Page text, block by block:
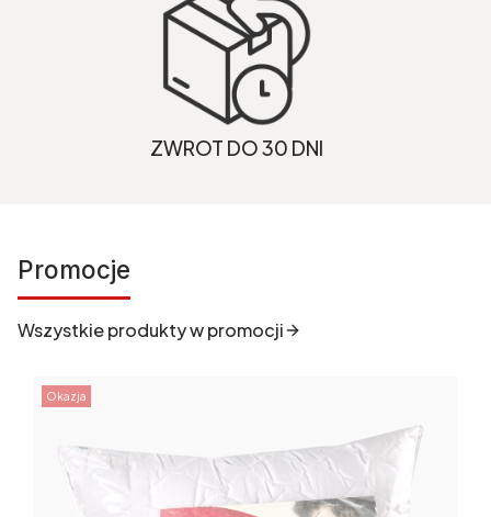
ZWROT DO 30 DNI
Promocje
Wszystkie produkty w promocji
Okazja